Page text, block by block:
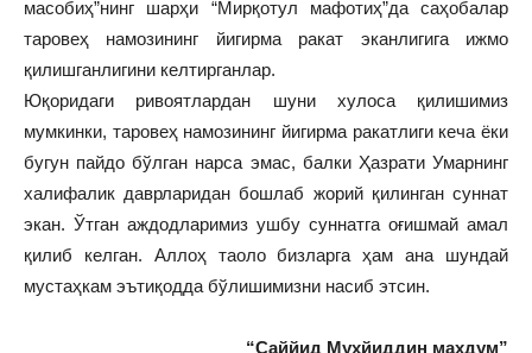
масобиҳ”нинг шарҳи “Мирқотул мафотиҳ”да саҳобалар
таровеҳ намозининг йигирма ракат эканлигига ижмо
қилишганлигини келтирганлар.
Юқоридаги ривоятлардан шуни хулоса қилишимиз
мумкинки, таровеҳ намозининг йигирма ракатлиги кеча ёки
бугун пайдо бўлган нарса эмас, балки Ҳазрати Умарнинг
халифалик даврларидан бошлаб жорий қилинган суннат
экан. Ўтган аждодларимиз ушбу суннатга оғишмай амал
қилиб келган. Аллоҳ таоло бизларга ҳам ана шундай
мустаҳкам эътиқодда бўлишимизни насиб этсин.
“Саййид Муҳйиддин махдум”